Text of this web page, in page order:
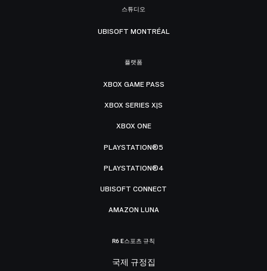
스튜디오
UBISOFT MONTRÉAL
플랫폼
XBOX GAME PASS
XBOX SERIES X|S
XBOX ONE
PLAYSTATION®5
PLAYSTATION®4
UBISOFT CONNECT
AMAZON LUNA
R6 E스포츠 규칙
국제 규정집